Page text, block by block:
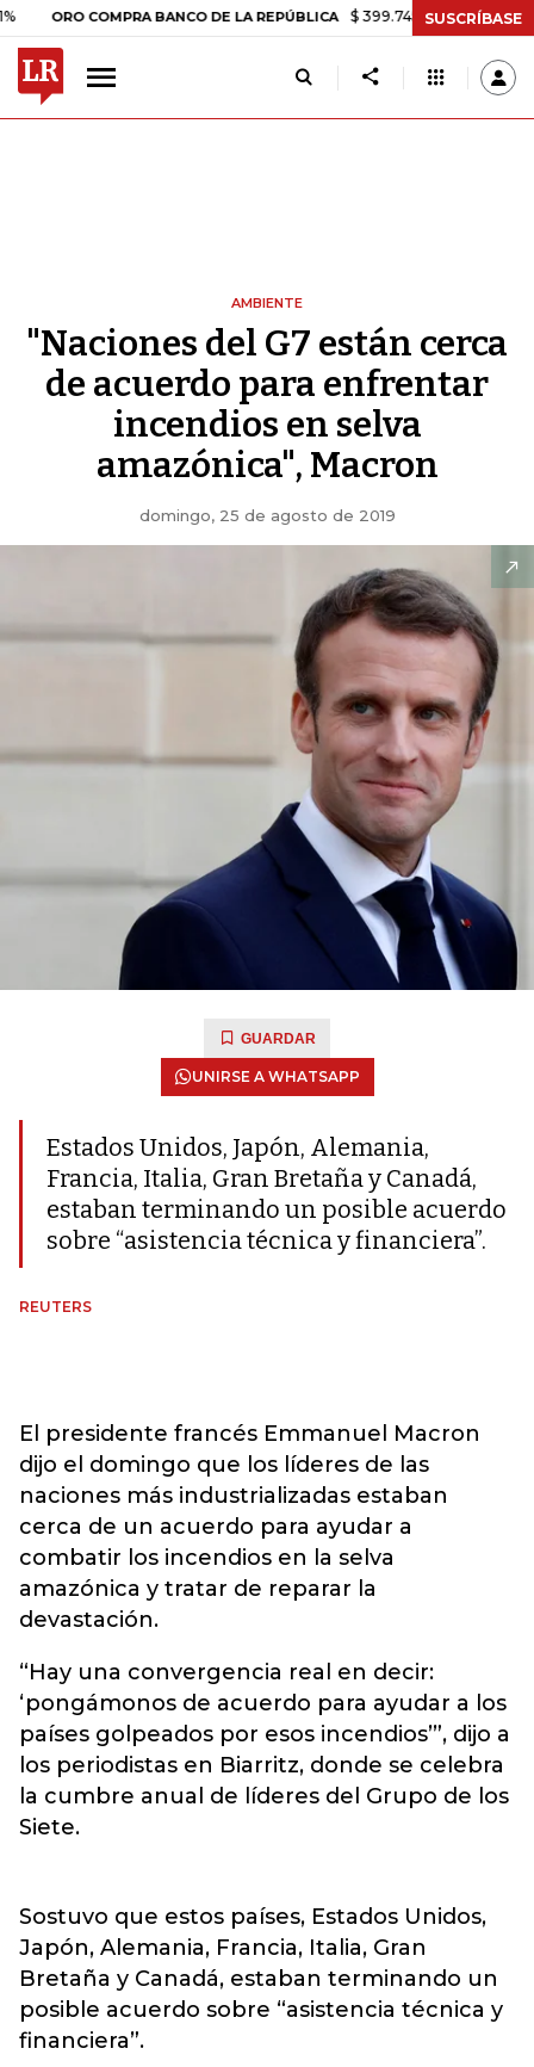
COMPRA BANCO DE LA REPÚBLICA $ 399.745,16 +$ 2.295,71 +0,58%
SUSCRÍBASE
AMBIENTE
"Naciones del G7 están cerca
de acuerdo para enfrentar
incendios en selva
amazónica", Macron
domingo, 25 de agosto de 2019
GUARDAR
UNIRSE A WHATSAPP
Estados Unidos, Japón, Alemania,
Francia, Italia, Gran Bretaña y Canadá,
estaban terminando un posible acuerdo
sobre “asistencia técnica y financiera”.
REUTERS
El presidente francés Emmanuel Macron
dijo el domingo que los líderes de las
naciones más industrializadas estaban
cerca de un acuerdo para ayudar a
combatir los incendios en la selva
amazónica y tratar de reparar la
devastación.
“Hay una convergencia real en decir:
‘pongámonos de acuerdo para ayudar a los
países golpeados por esos incendios’”, dijo a
los periodistas en Biarritz, donde se celebra
la cumbre anual de líderes del Grupo de los
Siete.
Sostuvo que estos países, Estados Unidos,
Japón, Alemania, Francia, Italia, Gran
Bretaña y Canadá, estaban terminando un
posible acuerdo sobre “asistencia técnica y
financiera”.